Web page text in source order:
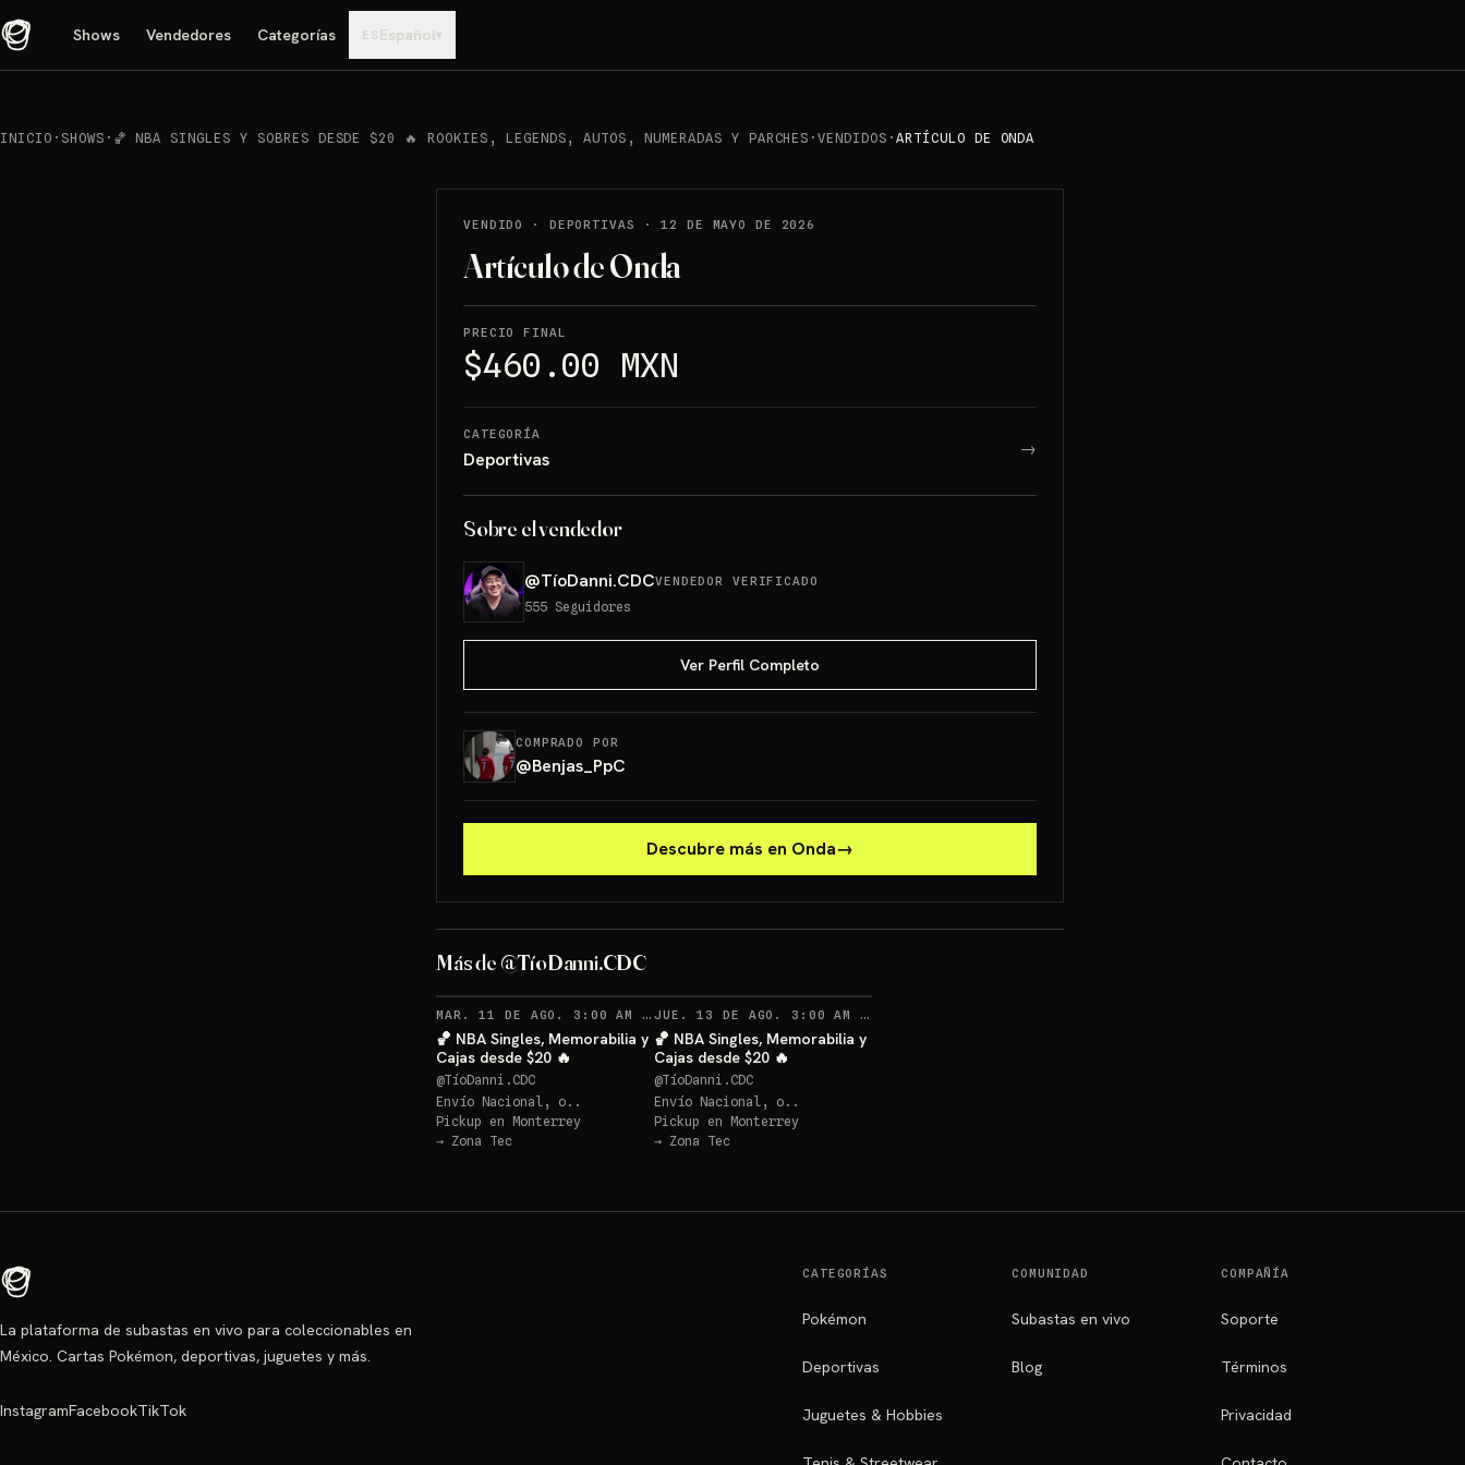
Shows Vendedores Categorías ES Español▾
INICIO · SHOWS · 🏀 NBA SINGLES Y SOBRES DESDE $20 🔥 ROOKIES, LEGENDS, AUTOS, NUMERADAS Y PARCHES ·VENDIDOS · ARTÍCULO DE ONDA
VENDIDO · DEPORTIVAS ·12 DE MAYO DE 2026
Artículo de Onda
PRECIO FINAL
$460.00 MXN
CATEGORÍA
Deportivas →
Sobre el vendedor
@TíoDanni.CDCVENDEDOR VERIFICADO
555 Seguidores
Ver Perfil Completo
COMPRADO POR
@Benjas_PpC
Descubre más en Onda→
Más de @TíoDanni.CDC
MAR. 11 DE AGO. 3:00 AM ·62RECORDATORIOS
🏀 NBA Singles, Memorabilia y
Cajas desde $20 🔥
@TíoDanni.CDC
Envío Nacional, o..
Pickup en Monterrey
→ Zona Tec
JUE. 13 DE AGO. 3:00 AM ·
🏀 NBA Singles, Memorabilia y
Cajas desde $20 🔥
@TíoDanni.CDC
Envío Nacional, o..
Pickup en Monterrey
→ Zona Tec
La plataforma de subastas en vivo para coleccionables en
México. Cartas Pokémon, deportivas, juguetes y más.
InstagramFacebookTikTok
CATEGORÍAS
Pokémon
Deportivas
Juguetes & Hobbies
COMUNIDAD
Subastas en vivo
Blog
COMPAÑÍA
Soporte
Términos
Privacidad